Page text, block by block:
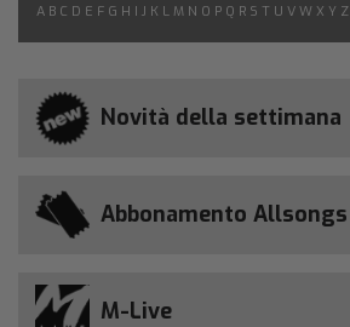
A B C D E F G H I J K L M N O P Q R S T U V W X Y Z
Novità della settimana
Abbonamento Allsongs
M-Live